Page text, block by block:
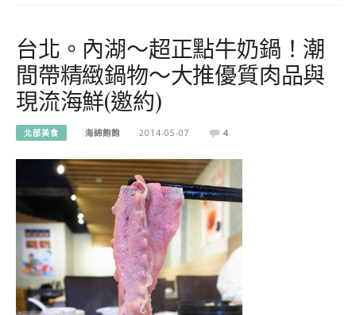
台北。內湖～超正點牛奶鍋！潮
間帶精緻鍋物～大推優質肉品與
現流海鮮(邀約)
北部美食 海綿飽飽 2014-05-07 4